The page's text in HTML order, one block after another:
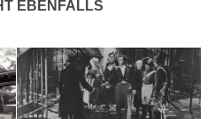
EBENFALLS